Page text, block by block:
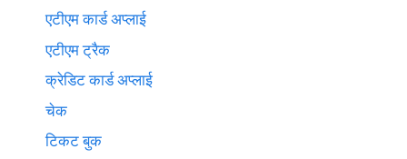
एटीएम कार्ड अप्लाई
एटीएम ट्रैक
क्रेडिट कार्ड अप्लाई
चेक
टिकट बुक